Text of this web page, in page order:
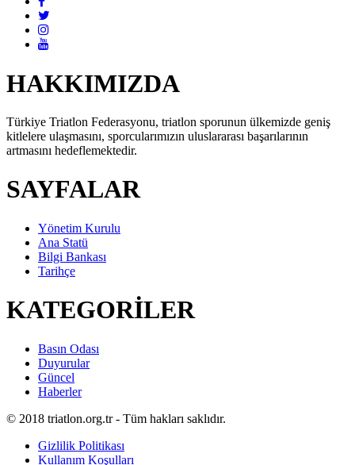
HAKKIMIZDA
Türkiye Triatlon Federasyonu, triatlon sporunun ülkemizde geniş
kitlelere ulaşmasını, sporcularımızın uluslararası başarılarının
artmasını hedeflemektedir.
SAYFALAR
Yönetim Kurulu
Ana Statü
Bilgi Bankası
Tarihçe
KATEGORİLER
Basın Odası
Duyurular
Güncel
Haberler
© 2018 triatlon.org.tr - Tüm hakları saklıdır.
Gizlilik Politikası
Kullanım Koşulları